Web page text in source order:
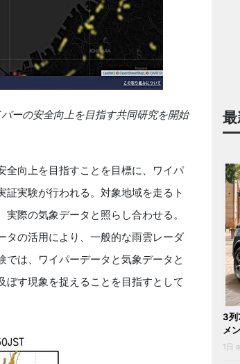
ーの安全向上を目指す共同研究を開始
向上を目指すことを目標に、ワイパ
実験が行われる。対象地域を走るト
際の気象データと照らし合わせる。
タの活用により、一般的な雨雲レーダ
は、ワイパーデータと気象データと
す現象を捉えることを目指すとして
3列
メ
1日